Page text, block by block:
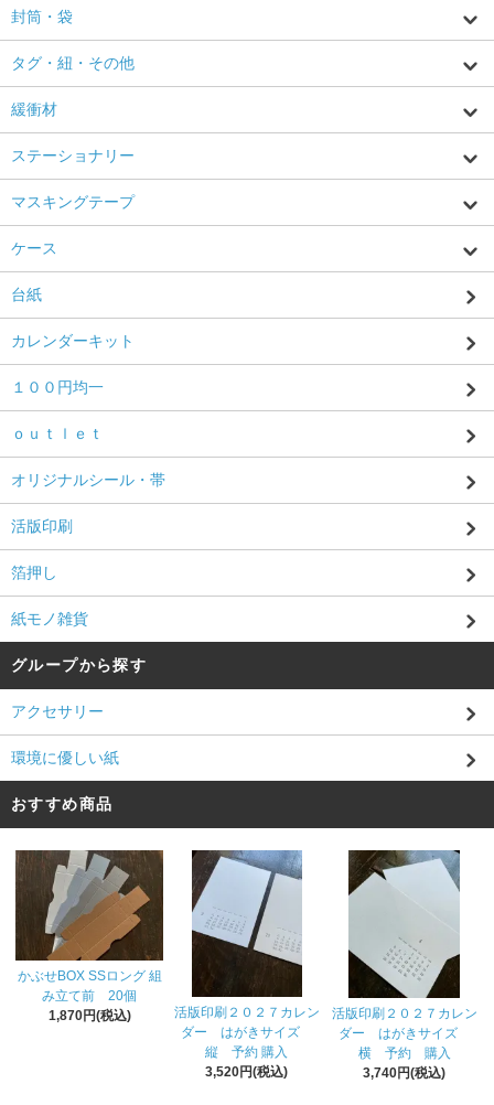
封筒・袋
タグ・紐・その他
緩衝材
ステーショナリー
マスキングテープ
ケース
台紙
カレンダーキット
１００円均一
ｏｕｔｌｅｔ
オリジナルシール・帯
活版印刷
箔押し
紙モノ雑貨
グループから探す
アクセサリー
環境に優しい紙
おすすめ商品
かぶせBOX SSロング 組
み立て前 20個
1,870円(税込)
活版印刷２０２７カレン
ダー はがきサイズ
縦 予約 購入
3,520円(税込)
活版印刷２０２７カレン
ダー はがきサイズ
横 予約 購入
3,740円(税込)